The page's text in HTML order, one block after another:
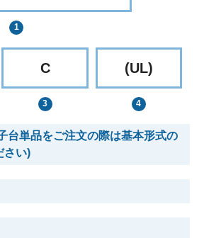
C (UL)
単品をご注文の際は基本形式の
さい)